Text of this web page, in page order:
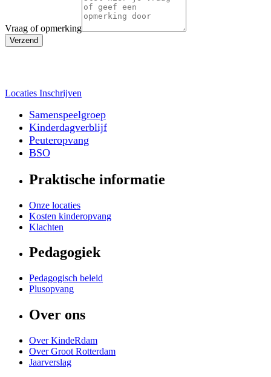
Vraag of opmerking
Verzend
Locaties Inschrijven
Samenspeelgroep
Kinderdagverblijf
Peuteropvang
BSO
Praktische informatie
Onze locaties
Kosten kinderopvang
Klachten
Pedagogiek
Pedagogisch beleid
Plusopvang
Over ons
Over KindeRdam
Over Groot Rotterdam
Jaarverslag